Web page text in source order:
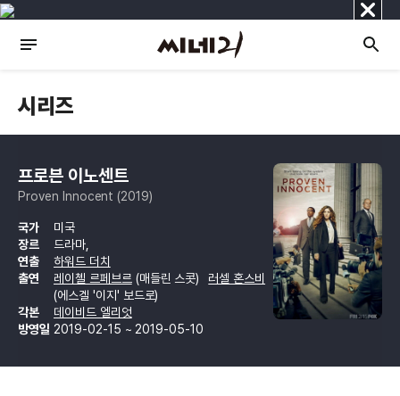
닫
기
시리즈
프로븐 이노센트
Proven Innocent (2019)
국가
미국
장르
드라마,
연출
하워드 더치
출연
레이첼 르페브르 (매들린 스콧)
러셀 혼스비
(에스겔 '이지' 보드로)
각본
데이비드 엘리엇
방영일 2019-02-15 ~ 2019-05-10